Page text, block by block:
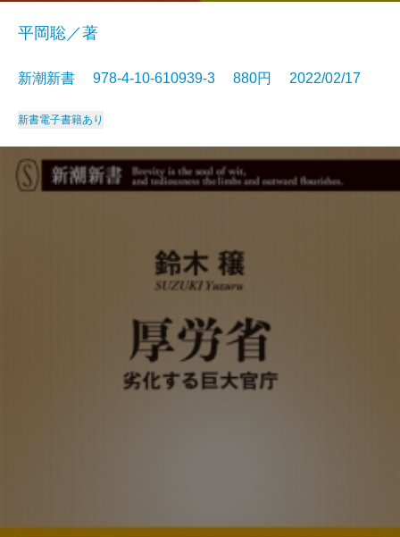
平岡聡／著
新潮新書 978-4-10-610939-3 880円 2022/02/17
新書電子書籍あり